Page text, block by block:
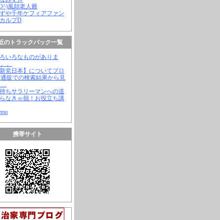
風顛老人爺
や千年ケフィアファン
ルプD
のトラックバック一覧
いろなものがありま
。
党日本】についてブロ
販での検索結果から見
…
ちサラリーマンへの道
なきゃ損！お役立ち講
携帯サイト